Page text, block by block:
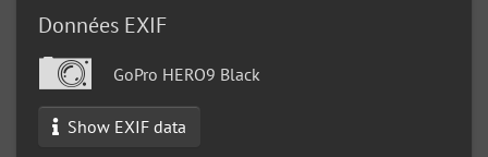
Données EXIF
GoPro HERO9 Black
Show EXIF data